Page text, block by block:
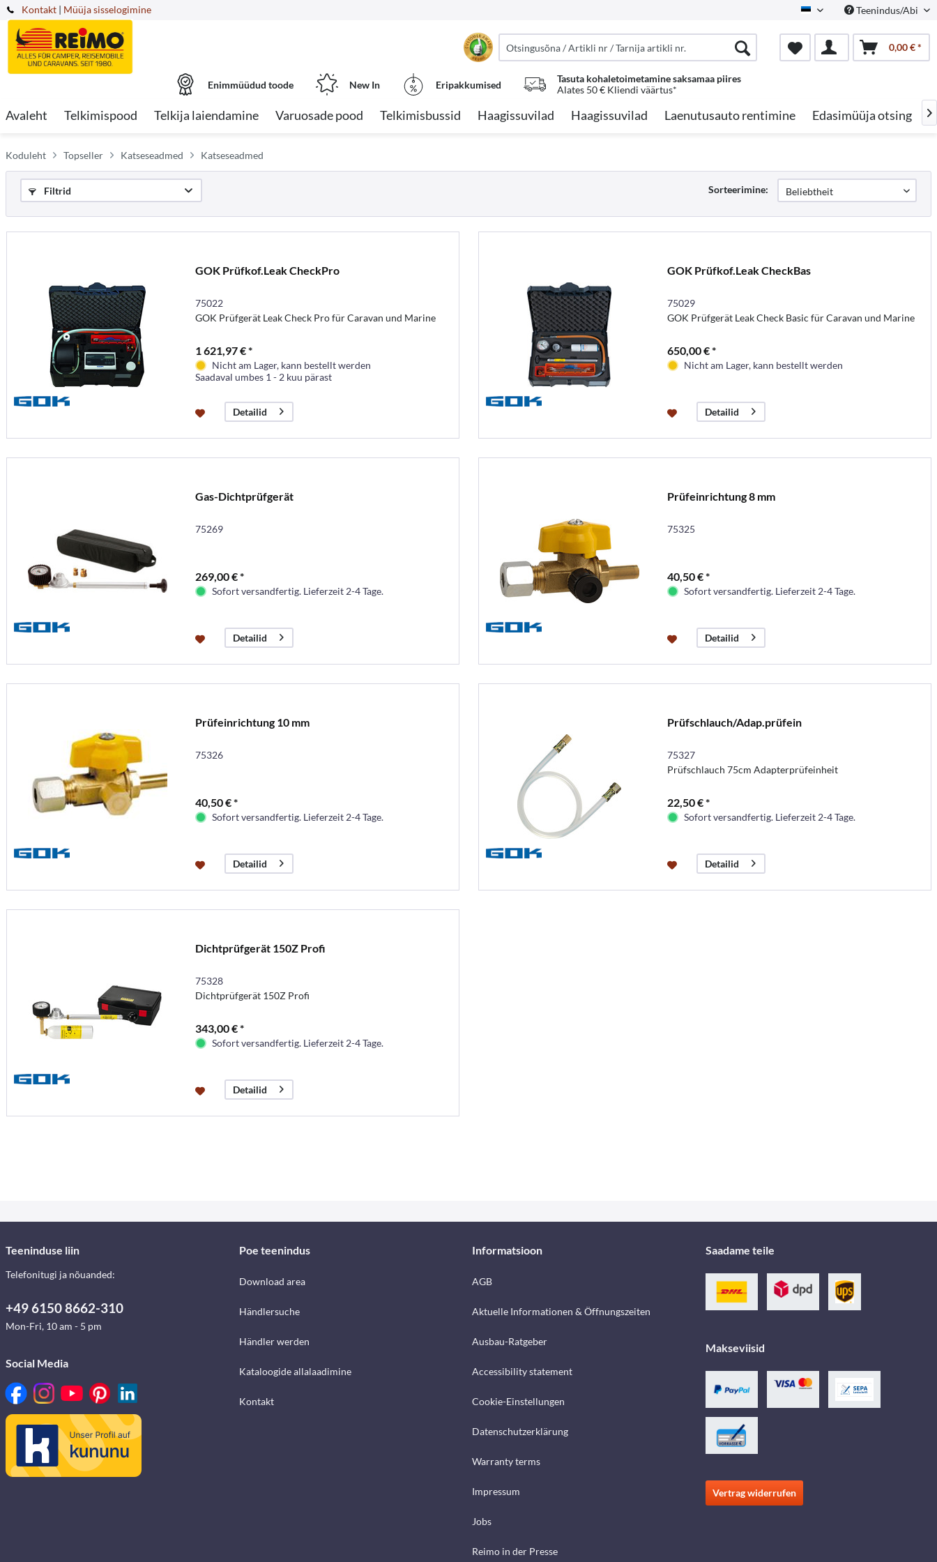
Kontakt Estonian Teenindus/Abi
| Müüja sisselogimine
0,00 € *
Enimmüüdud toode New In Eripakkumised
Tasuta kohaletoimetamine saksamaa piires
Alates 50 € Kliendi väärtus*
Avaleht Telkimispood Telkija laiendamine Varuosade pood Telkimisbussid Haagissuvilad Haagissuvilad Laenutusauto rentimine Edasimüüja otsing 
Koduleht Topseller Katseseadmed Katseseadmed
Filtrid Sorteerimine:
GOK Prüfkof.Leak CheckPro
75022
GOK Prüfgerät Leak Check Pro für Caravan und Marine
1 621,97 € *
Nicht am Lager, kann bestellt werden
Saadaval umbes 1 - 2 kuu pärast
Detailid
GOK Prüfkof.Leak CheckBas
75029
GOK Prüfgerät Leak Check Basic für Caravan und Marine
650,00 € *
Nicht am Lager, kann bestellt werden
Detailid
Gas-Dichtprüfgerät
75269
269,00 € *
Sofort versandfertig. Lieferzeit 2-4 Tage.
Detailid
Prüfeinrichtung 8 mm
75325
40,50 € *
Sofort versandfertig. Lieferzeit 2-4 Tage.
Detailid
Prüfeinrichtung 10 mm
75326
40,50 € *
Sofort versandfertig. Lieferzeit 2-4 Tage.
Detailid
Prüfschlauch/Adap.prüfein
75327
Prüfschlauch 75cm Adapterprüfeinheit
22,50 € *
Sofort versandfertig. Lieferzeit 2-4 Tage.
Detailid
Dichtprüfgerät 150Z Profi
75328
Dichtprüfgerät 150Z Profi
343,00 € *
Sofort versandfertig. Lieferzeit 2-4 Tage.
Detailid
Teeninduse liin
Telefonitugi ja nõuanded:
+49 6150 8662-310
Mon-Fri, 10 am - 5 pm
Social Media
Poe teenindus
Download area
Händlersuche
Händler werden
Kataloogide allalaadimine
Kontakt
Informatsioon
AGB
Aktuelle Informationen & Öffnungszeiten
Ausbau-Ratgeber
Accessibility statement
Cookie-Einstellungen
Datenschutzerklärung
Warranty terms
Impressum
Jobs
Reimo in der Presse
Saadame teile
Makseviisid
Vertrag widerrufen